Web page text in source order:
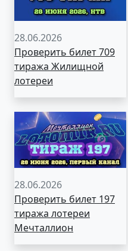
28.06.2026
Проверить билет 709
тиража Жилищной
лотереи
28.06.2026
Проверить билет 197
тиража лотереи
Мечталлион